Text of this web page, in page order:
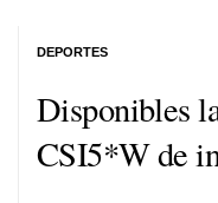
Disponibles
CSI5*W de
DEPORTES